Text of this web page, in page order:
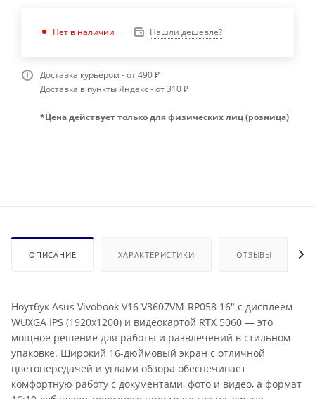
Нет в наличии Нашли дешевле?
Доставка курьером - от 490 ₽
Доставка в пункты Яндекс - от 310 ₽
*Цена действует только для физических лиц (розница)
ОПИСАНИЕ ХАРАКТЕРИСТИКИ ОТЗЫВЫ
Ноутбук Asus Vivobook V16 V3607VM-RP058 16" с дисплеем
WUXGA IPS (1920x1200) и видеокартой RTX 5060 — это
мощное решение для работы и развлечений в стильном
упаковке. Широкий 16-дюймовый экран с отличной
цветопередачей и углами обзора обеспечивает
комфортную работу с документами, фото и видео, а формат